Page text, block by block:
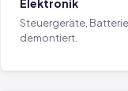
Elektronik
Steuergeräte,
demontiert.